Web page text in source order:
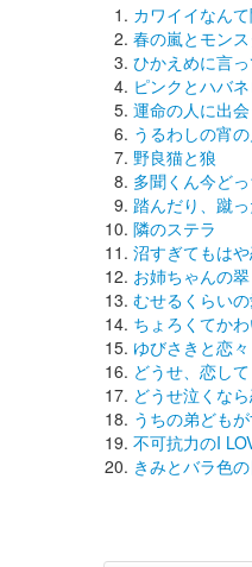
カワイイなん
春の嵐とモン
ひかえめに言
ピンクとハバネ
運命の人に出
うるわしの宵の
野良猫と狼
多聞くん今ど
踏んだり、蹴
隣のステラ
沼すぎてもは
お姉ちゃんの
むせるくらい
ちょろくてか
ゆびさきと恋々
どうせ、恋して
どうせ泣くな
うちの弟ども
不可抗力のI
きみとバラ色の